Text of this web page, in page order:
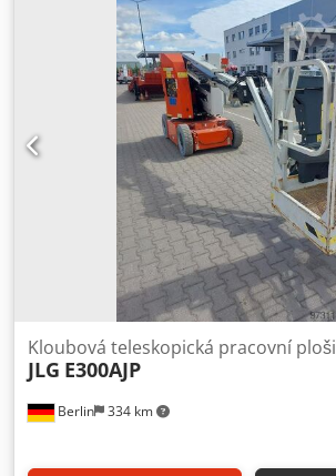
Berlin 334 km
Kloubová teleskopická pracovní
JLG E300AJP